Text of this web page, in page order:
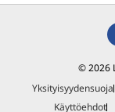
© 2026
Yksityisyydensuoja
Käyttöehdot